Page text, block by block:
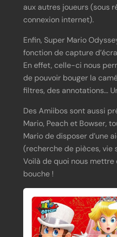
aux autres joueurs (sous
connexion internet).
Enfin, Super Mario
fonction de capture
En effet, celle-ci nous
de pouvoir bouger la
filtres, des annotations…
Des Amiibos sont aussi
Mario, Peach et Bowser,
Mario de disposer d’une
(recherche de pièces, vie
Voilà de quoi nous mettre
bouche !